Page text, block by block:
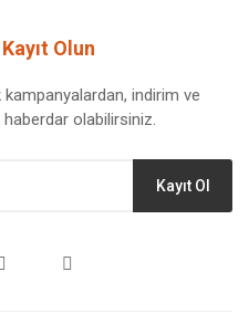
Olun
indirim ve
olabilirsiniz.
Kayıt Ol